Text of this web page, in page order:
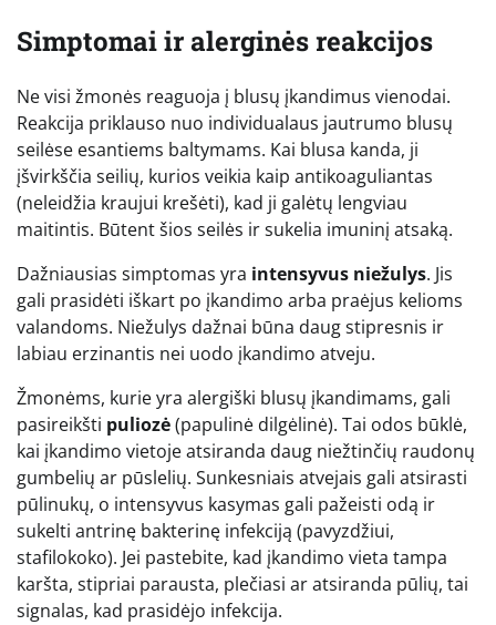
Simptomai ir alerginės reakcijos
Ne visi žmonės reaguoja į blusų įkandimus vienodai.
Reakcija priklauso nuo individualaus jautrumo blusų
seilėse esantiems baltymams. Kai blusa kanda, ji
įšvirkščia seilių, kurios veikia kaip antikoaguliantas
(neleidžia kraujui krešėti), kad ji galėtų lengviau
maitintis. Būtent šios seilės ir sukelia imuninį atsaką.
Dažniausias simptomas yra intensyvus niežulys. Jis
gali prasidėti iškart po įkandimo arba praėjus kelioms
valandoms. Niežulys dažnai būna daug stipresnis ir
labiau erzinantis nei uodo įkandimo atveju.
Žmonėms, kurie yra alergiški blusų įkandimams, gali
pasireikšti puliozė(papulinė dilgėlinė). Tai odos būklė,
kai įkandimo vietoje atsiranda daug niežtinčių raudonų
gumbelių ar pūslelių. Sunkesniais atvejais gali atsirasti
pūlinukų, o intensyvus kasymas gali pažeisti odą ir
sukelti antrinę bakterinę infekciją (pavyzdžiui,
stafilokoko). Jei pastebite, kad įkandimo vieta tampa
karšta, stipriai parausta, plečiasi ar atsiranda pūlių, tai
signalas, kad prasidėjo infekcija.